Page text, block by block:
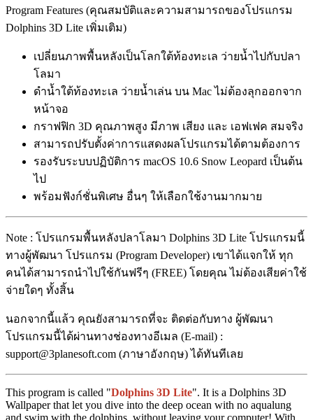
Program Features (คุณสมบัติและความสามารถของโปรแกรม
Dolphins 3D Lite เพิ่มเติม)
เปลี่ยนภาพพื้นหลังเป็นโลกใต้ท้องทะเล ว่ายน้ำไปกับปลา
โลมา
ดำน้ำใต้ท้องทะเล ว่ายน้ำเล่น บน Mac ไม่ต้องลุกออกจาก
หน้าจอ
กราฟฟิก 3D คุณภาพสูง มีภาพ เสียง และ เอฟเฟค สมจริง
สามารถปรับตั้งค่าการแสดงผลโปรแกรมได้ตามต้องการ
รองรับระบบปฏิบัติการ macOS 10.6 Snow Leopard เป็นต้น
ไป
พร้อมฟังก์ชั่นพิเศษ อื่นๆ ให้เลือกใช้งานมากมาย
Note : โปรแกรมพื้นหลังปลาโลมา Dolphins 3D Lite โปรแกรมนี้
ทางผู้พัฒนา โปรแกรม (Program Developer) เขาได้แจกให้ ทุก
คนได้สามารถนำไปใช้กันฟรีๆ (FREE) โดยคุณ ไม่ต้องเสียค่าใช้
จ่ายใดๆ ทั้งสิ้น
นอกจากนี้แล้ว คุณยังสามารถที่จะ ติดต่อกับทาง ผู้พัฒนา
โปรแกรมนี้ได้ผ่านทางช่องทางอีเมล (E-mail) :
support@3planesoft.com (ภาษาอังกฤษ) ได้ทันทีเลย
This program is called "Dolphins 3D Lite". It is a Dolphins 3D
Wallpaper that let you dive into the deep ocean with no aqualung